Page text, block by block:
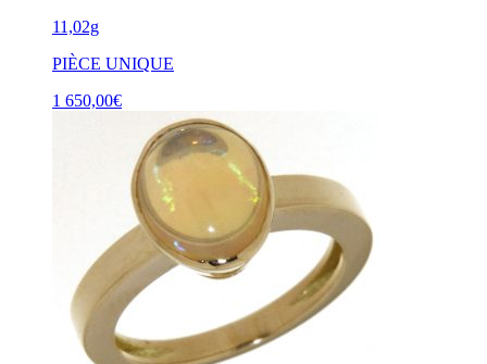
11,02g
PIÈCE UNIQUE
1 650,00€